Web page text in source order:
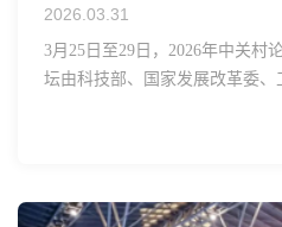
2026.03.31
3月25日至29日，2026年中关村
坛由科技部、国家发展改革委、